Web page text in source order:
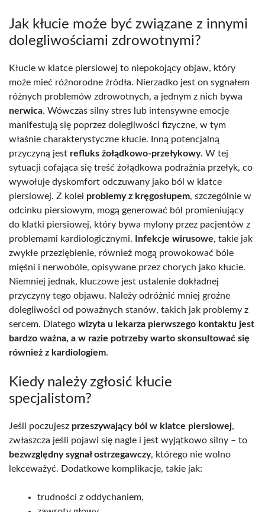
Jak kłucie może być związane z innymi
dolegliwościami zdrowotnymi?
Kłucie w klatce piersiowej to niepokojący objaw, który
może mieć różnorodne źródła. Nierzadko jest on sygnałem
różnych problemów zdrowotnych, a jednym z nich bywa
nerwica. Wówczas silny stres lub intensywne emocje
manifestują się poprzez dolegliwości fizyczne, w tym
właśnie charakterystyczne kłucie. Inną potencjalną
przyczyną jest refluks żołądkowo-przełykowy. W tej
sytuacji cofająca się treść żołądkowa podrażnia przełyk, co
wywołuje dyskomfort odczuwany jako ból w klatce
piersiowej. Z kolei problemy z kręgosłupem, szczególnie w
odcinku piersiowym, mogą generować ból promieniujący
do klatki piersiowej, który bywa mylony przez pacjentów z
problemami kardiologicznymi.
Infekcje wirusowe, takie jak
zwykłe przeziębienie, również mogą prowokować bóle
mięśni i nerwobóle, opisywane przez chorych jako kłucie.
Niemniej jednak, kluczowe jest ustalenie dokładnej
przyczyny tego objawu. Należy odróżnić mniej groźne
dolegliwości od poważnych stanów, takich jak problemy z
sercem. Dlatego wizyta u lekarza pierwszego kontaktu jest
bardzo ważna, a w razie potrzeby warto skonsultować się
również z kardiologiem.
Kiedy należy zgłosić kłucie
specjalistom?
Jeśli poczujesz przeszywający ból w klatce piersiowej,
zwłaszcza jeśli pojawi się nagle i jest wyjątkowo silny – to
bezwzględny sygnał ostrzegawczy, którego nie wolno
lekceważyć. Dodatkowe komplikacje, takie jak:
trudności z oddychaniem,